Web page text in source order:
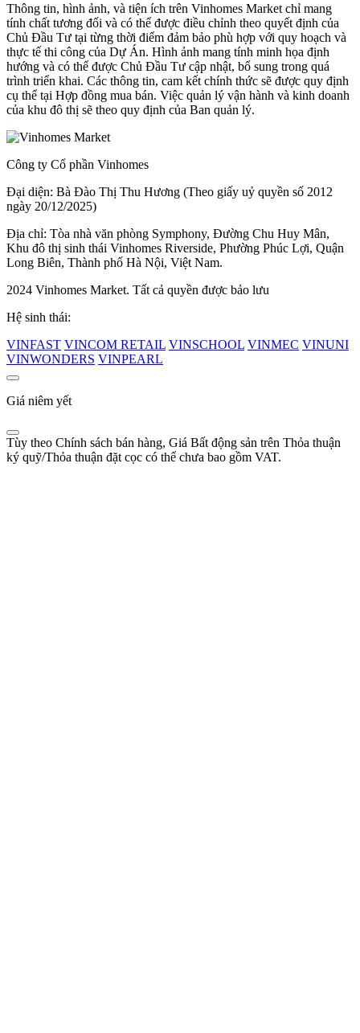
Thông tin, hình ảnh, và tiện ích trên Vinhomes Market chỉ mang
tính chất tương đối và có thể được điều chỉnh theo quyết định của
Chủ Đầu Tư tại từng thời điểm đảm bảo phù hợp với quy hoạch và
thực tế thi công của Dự Án. Hình ảnh mang tính minh họa định
hướng và có thể được Chủ Đầu Tư cập nhật, bổ sung trong quá
trình triển khai. Các thông tin, cam kết chính thức sẽ được quy định
cụ thể tại Hợp đồng mua bán. Việc quản lý vận hành và kinh doanh
của khu đô thị sẽ theo quy định của Ban quản lý.
Công ty Cổ phần Vinhomes
Đại diện: Bà Đào Thị Thu Hương (Theo giấy uỷ quyền số 2012
ngày 20/12/2025)
Địa chỉ: Tòa nhà văn phòng Symphony, Đường Chu Huy Mân,
Khu đô thị sinh thái Vinhomes Riverside, Phường Phúc Lợi, Quận
Long Biên, Thành phố Hà Nội, Việt Nam.
2024 Vinhomes Market. Tất cả quyền được bảo lưu
Hệ sinh thái:
VINFAST VINCOM RETAIL VINSCHOOL VINMEC VINUNI
VINWONDERS VINPEARL
Giá niêm yết
Tùy theo Chính sách bán hàng, Giá Bất động sản trên Thỏa thuận
ký quỹ/Thỏa thuận đặt cọc có thể chưa bao gồm VAT.